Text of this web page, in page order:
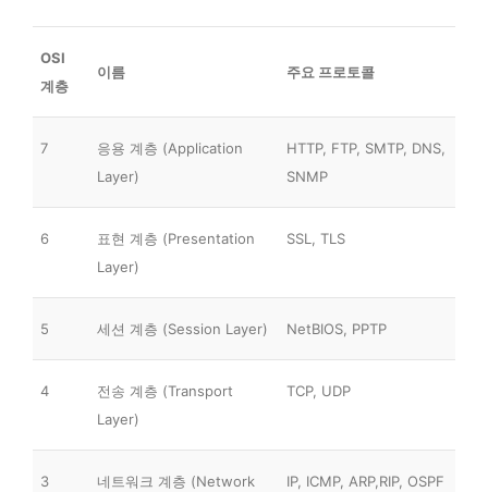
OSI
계층
이름 주요 프로토콜
7
응용 계층 (Application
Layer)
HTTP, FTP, SMTP, DNS,
SNMP
6
표현 계층 (Presentation
Layer)
SSL, TLS
5 세션 계층 (Session Layer) NetBIOS, PPTP
4
전송 계층 (Transport
Layer)
TCP, UDP
3
네트워크 계층 (Network
IP, ICMP, ARP,RIP, OSPF